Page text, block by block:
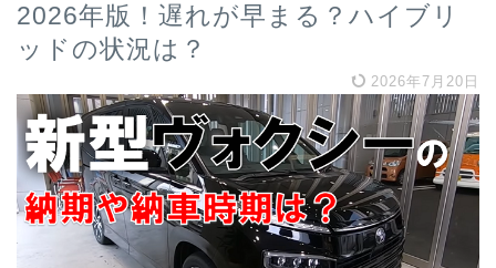
2026年版！遅れが早まる？ハイブリ
ッドの状況は？
2026年7月20日